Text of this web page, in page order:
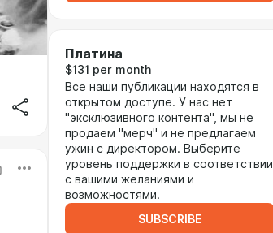
Платина
$131 per month
Все наши публикации находятся в
открытом доступе. У нас нет
"эксклюзивного контента", мы не
продаем "мерч" и не предлагаем
ужин с директором. Выберите
уровень поддержки в соответствии
с вашими желаниями и
возможностями.
SUBSCRIBE